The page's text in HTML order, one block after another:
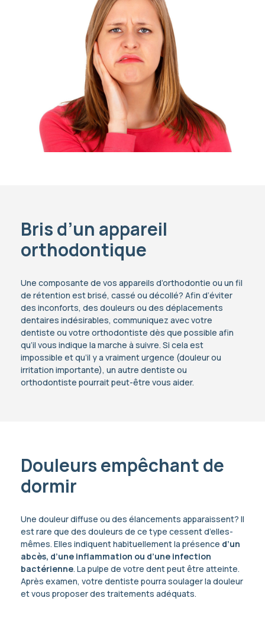
Bris d’un appareil
orthodontique
Une composante de vos appareils d’orthodontie ou un fil
de rétention est brisé, cassé ou décollé? Afin d’éviter
des inconforts, des douleurs ou des déplacements
dentaires indésirables, communiquez avec votre
dentiste ou votre orthodontiste dès que possible afin
qu’il vous indique la marche à suivre. Si cela est
impossible et qu’il y a vraiment urgence (douleur ou
irritation importante), un autre dentiste ou
orthodontiste pourrait peut-être vous aider.
Douleurs empêchant de
dormir
Une douleur diffuse ou des élancements apparaissent? Il
est rare que des douleurs de ce type cessent d’elles-
mêmes. Elles indiquent habituellement la présence d’un
abcès, d’une inflammation ou d’une infection
bactérienne. La pulpe de votre dent peut être atteinte.
Après examen, votre dentiste pourra soulager la douleur
et vous proposer des traitements adéquats.